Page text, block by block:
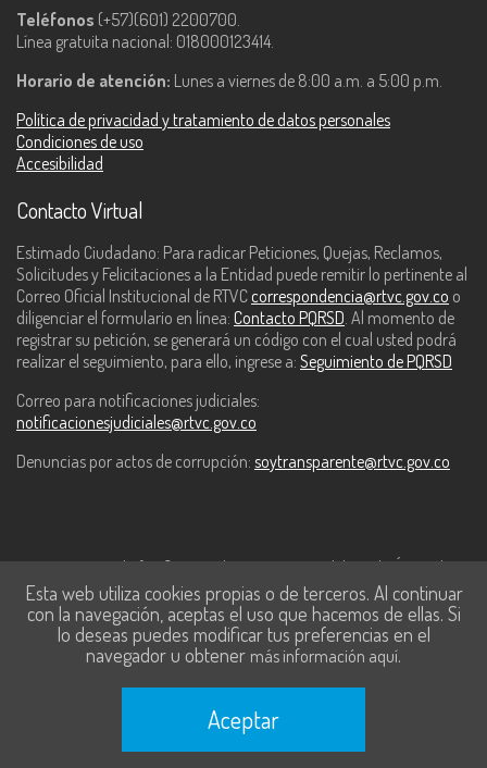
Teléfonos (+57)(601) 2200700.
Línea gratuita nacional: 018000123414.
Horario de atención: Lunes a viernes de 8:00 a.m. a 5:00 p.m.
Política de privacidad y tratamiento de datos personales
Condiciones de uso
Accesibilidad
Contacto Virtual
Estimado Ciudadano: Para radicar Peticiones, Quejas, Reclamos,
Solicitudes y Felicitaciones a la Entidad puede remitir lo pertinente al
Correo Oficial Institucional de RTVC correspondencia@rtvc.gov.co o
diligenciar el formulario en línea: Contacto PQRSD. Al momento de
registrar su petición, se generará un código con el cual usted podrá
realizar el seguimiento, para ello, ingrese a: Seguimiento de PQRSD
Correo para notificaciones judiciales:
notificacionesjudiciales@rtvc.gov.co
Denuncias por actos de corrupción: soytransparente@rtvc.gov.co
Este contenido fue financiado con recursos del Fondo Único de
Tecnologías de la Información y las Comunicaciones de MinTic.
Esta web utiliza cookies propias o de terceros. Al continuar
con la navegación, aceptas el uso que hacemos de ellas. Si
lo deseas puedes modificar tus preferencias en el
navegador u obtener más información aquí.
Aceptar